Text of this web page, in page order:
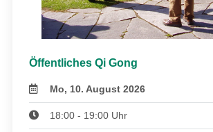
Öffentliches Qi Gong
Mo, 10. August 2026
18:00 - 19:00 Uhr